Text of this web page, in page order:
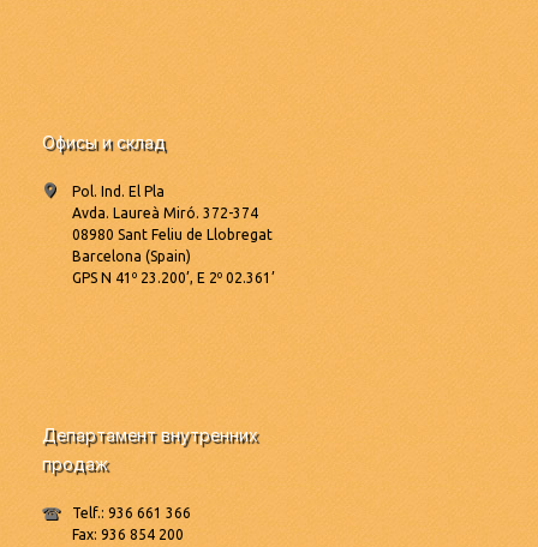
Офисы и склад
Pol. Ind. El Pla
Avda. Laureà Miró. 372-374
08980 Sant Feliu de Llobregat
Barcelona (Spain)
GPS N 41º 23.200’, E 2º 02.361’
Департамент внутренних
продаж
Telf.: 936 661 366
Fax: 936 854 200